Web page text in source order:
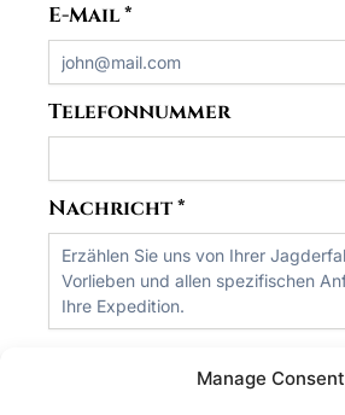
Manage Consent
E-Mail*
Telefonnummer
Nachricht*
Anfrage senden